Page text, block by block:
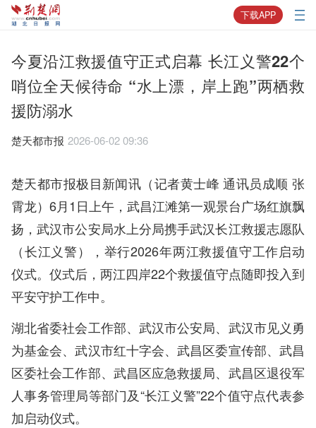
下载APP
今夏沿江救援值守正式启幕 长江义警22个
哨位全天候待命 “水上漂，岸上跑”两栖救
援防溺水
楚天都市报 2026-06-02 09:36
楚天都市报极目新闻讯（记者黄士峰 通讯员成顺 张
霄龙）6月1日上午，武昌江滩第一观景台广场红旗飘
扬，武汉市公安局水上分局携手武汉长江救援志愿队
（长江义警），举行2026年两江救援值守工作启动
仪式。仪式后，两江四岸22个救援值守点随即投入到
平安守护工作中。
湖北省委社会工作部、武汉市公安局、武汉市见义勇
为基金会、武汉市红十字会、武昌区委宣传部、武昌
区委社会工作部、武昌区应急救援局、武昌区退役军
人事务管理局等部门及“长江义警”22个值守点代表参
加启动仪式。